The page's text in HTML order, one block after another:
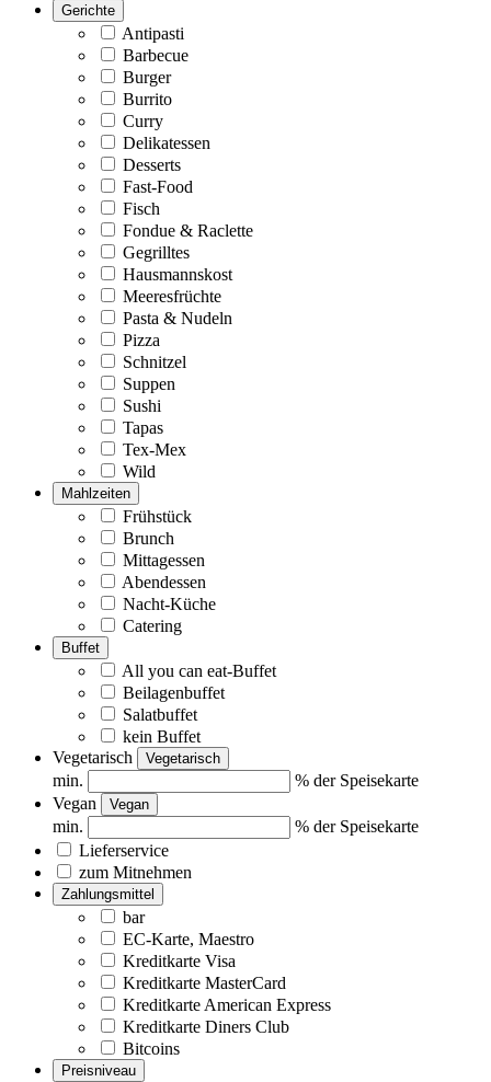
Gerichte
Antipasti
Barbecue
Burger
Burrito
Curry
Delikatessen
Desserts
Fast-Food
Fisch
Fondue & Raclette
Gegrilltes
Hausmannskost
Meeresfrüchte
Pasta & Nudeln
Pizza
Schnitzel
Suppen
Sushi
Tapas
Tex-Mex
Wild
Mahlzeiten
Frühstück
Brunch
Mittagessen
Abendessen
Nacht-Küche
Catering
Buffet
All you can eat-Buffet
Beilagenbuffet
Salatbuffet
kein Buffet
Vegetarisch
Vegetarisch
min.
% der Speisekarte
Vegan
Vegan
min.
% der Speisekarte
Lieferservice
zum Mitnehmen
Zahlungsmittel
bar
EC-Karte, Maestro
Kreditkarte Visa
Kreditkarte MasterCard
Kreditkarte American Express
Kreditkarte Diners Club
Bitcoins
Preisniveau